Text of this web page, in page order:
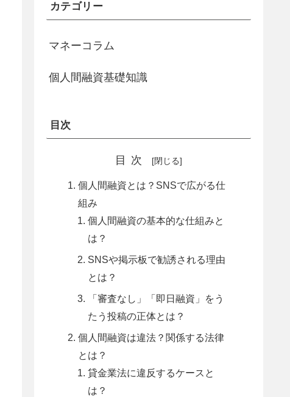
カテゴリー
マネーコラム
個人間融資基礎知識
目次
目次
個人間融資とは？SNSで広がる仕
組み
個人間融資の基本的な仕組みと
は？
SNSや掲示板で勧誘される理由
とは？
「審査なし」「即日融資」をう
たう投稿の正体とは？
個人間融資は違法？関係する法律
とは？
貸金業法に違反するケースと
は？